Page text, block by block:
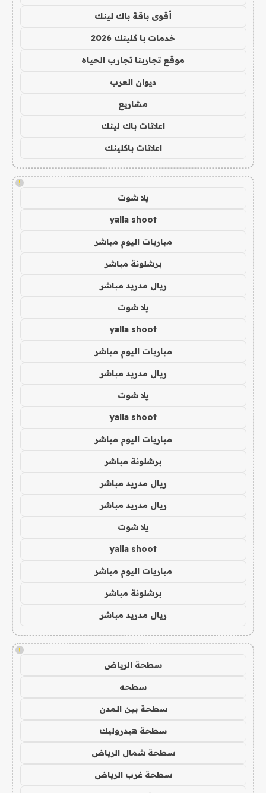
أقوى باقة باك لينك
خدمات با كلينك 2026
موقع تجاربنا تجارب الحياه
ديوان العرب
مشاريع
اعلانات باك لينك
اعلانات باكلينك
!
يلا شوت
yalla shoot
مباريات اليوم مباشر
برشلونة مباشر
ريال مدريد مباشر
يلا شوت
yalla shoot
مباريات اليوم مباشر
ريال مدريد مباشر
يلا شوت
yalla shoot
مباريات اليوم مباشر
برشلونة مباشر
ريال مدريد مباشر
ريال مدريد مباشر
يلا شوت
yalla shoot
مباريات اليوم مباشر
برشلونة مباشر
ريال مدريد مباشر
!
سطحة الرياض
سطحه
سطحة بين المدن
سطحة هيدروليك
سطحة شمال الرياض
سطحة غرب الرياض